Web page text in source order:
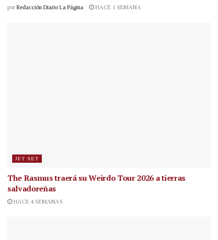
por Redacción Diario La Página HACE 1 SEMANA
JET SET
The Rasmus traerá su Weirdo Tour 2026 a tierras
salvadoreñas
HACE 4 SEMANAS